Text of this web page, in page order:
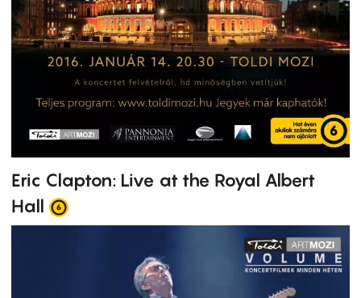
Eric Clapton: Live at the Royal Albert
Hall